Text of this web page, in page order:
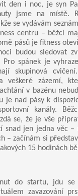
den i noc, je syn
jsme na místě.
se vydávám
centru – běžci
pásů je fitness
budou sledovat
Pro spánek je
skupinová
veškeré zázemí,
v bazénu
je nad pásy k
kanály.
se, že je vše
snad jen jedna věc
– začínám si
15 hodinách
do startu, jdu se
zavazování